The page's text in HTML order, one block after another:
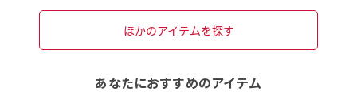
ほかのアイテムを探す
あなたにおすすめのアイテム